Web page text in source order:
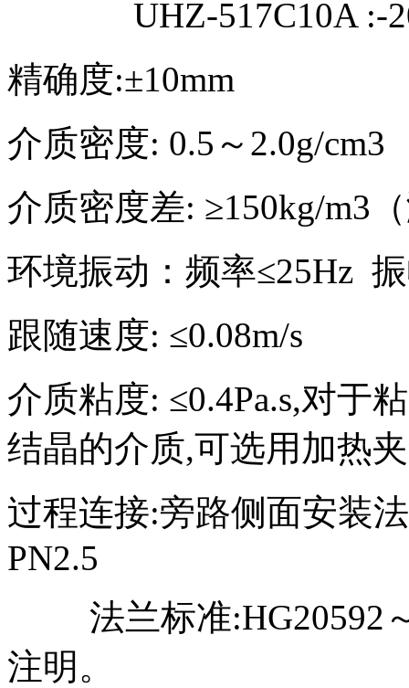
UHZ-517C10A :-
精确度:±10mm
介质密度: 0.5～2.0g/cm3
介质密度差: ≥150kg/m3
环境振动：频率≤25Hz
跟随速度: ≤0.08m/s
介质粘度: ≤0.4Pa.s,对于
结晶的介质,可选用加热
过程连接:旁路侧面安装
PN2.5
法兰标准:HG20592～
注明。